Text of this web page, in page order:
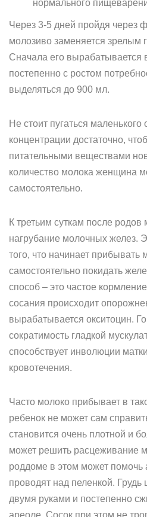
нормального
Через 3-5 дней пройдя через
молозиво заменяется зрелым
Сначала его вырабатывается
постепенно с ростом
выделяться до 900 мл.
Не стоит пугаться
концентрации достаточно,
питательными веществами
количество молока женщина
самостоятельно.
К третьим суткам после родов
нагрубание молочных желез.
того, что начинает
самостоятельно покидать
способ – это частое
сосания происходит
вырабатывается окситоцин.
сократимость гладкой
способствует инволюции
кровотечения.
Часто молоко прибывает в
ребенок не может сам
становится очень плотной и
может решить расцеживание
роддоме в этом может помочь
проводят над пеленкой.
двумя руками и постепенно
ареоле. Сосок при этом не